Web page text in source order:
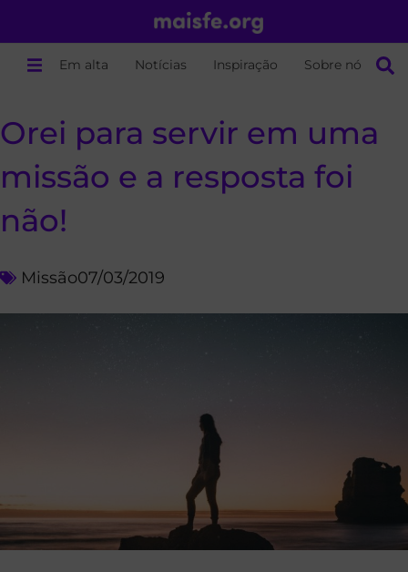
Em alta Notícias Inspiração Sobre nós
Orei para servir em uma
missão e a resposta foi
não!
Missão07/03/2019